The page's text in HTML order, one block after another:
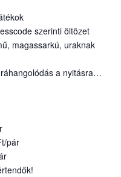
szerinti öltözet
magassarkú, uraknak
a nyitásra…
pár